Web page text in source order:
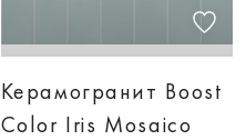
Керамогранит Boost
Color Iris Mosaico